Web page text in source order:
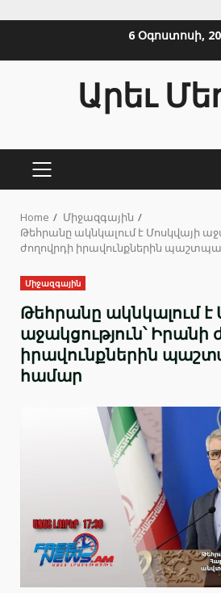
6 Օգոստոսի,
Արեւ
PRIMARY
Home
Միջազգային
Թեհրանը ակնկալում է Մոսկվայի
ժողովրդի իրավունքներին
Միջազգային
Թեհրանը ակնկալում է
աջակցություն՝ Իրանի
իրավունքներին
համար